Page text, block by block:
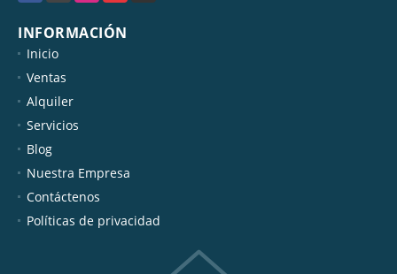
INFORMACIÓN
Inicio
Ventas
Alquiler
Servicios
Blog
Nuestra Empresa
Contáctenos